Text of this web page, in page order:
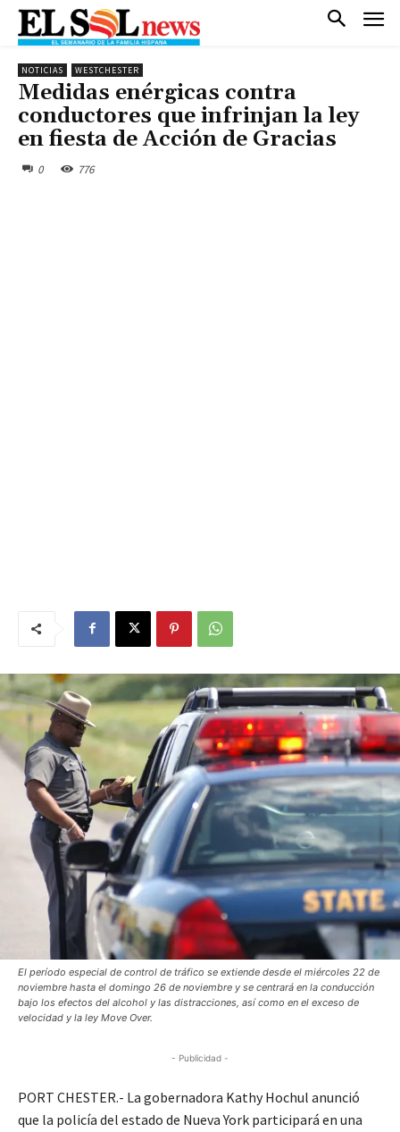
NOTICIAS WESTCHESTER
Medidas enérgicas contra
conductores que infrinjan la ley
en fiesta de Acción de Gracias
0 776
El período especial de control de tráfico se extiende desde el miércoles 22 de
noviembre hasta el domingo 26 de noviembre y se centrará en la conducción
bajo los efectos del alcohol y las distracciones, así como en el exceso de
velocidad y la ley Move Over.
- Publicidad -
PORT CHESTER.- La gobernadora Kathy Hochul anunció
que la policía del estado de Nueva York participará en una